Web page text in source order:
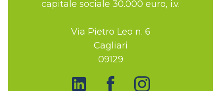
capitale sociale 30.000 euro, i.v.
Via Pietro Leo n. 6
Cagliari
09129